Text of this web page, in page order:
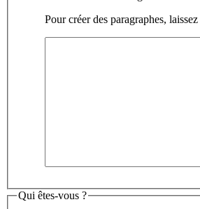
Pour créer des paragraphes,
Qui êtes-vous ?